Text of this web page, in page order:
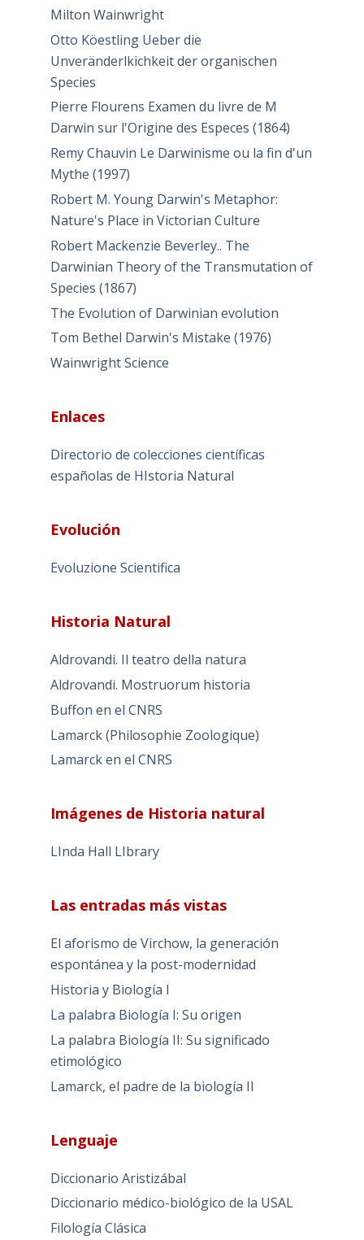
Milton Wainwright
Otto Köestling Ueber die
Unveränderlkichkeit der organischen
Species
Pierre Flourens Examen du livre de M
Darwin sur l'Origine des Especes (1864)
Remy Chauvin Le Darwinisme ou la fin d'un
Mythe (1997)
Robert M. Young Darwin's Metaphor:
Nature's Place in Victorian Culture
Robert Mackenzie Beverley.. The
Darwinian Theory of the Transmutation of
Species (1867)
The Evolution of Darwinian evolution
Tom Bethel Darwin's Mistake (1976)
Wainwright Science
Enlaces
Directorio de colecciones científicas
españolas de HIstoria Natural
Evolución
Evoluzione Scientifica
Historia Natural
Aldrovandi. Il teatro della natura
Aldrovandi. Mostruorum historia
Buffon en el CNRS
Lamarck (Philosophie Zoologique)
Lamarck en el CNRS
Imágenes de Historia natural
LInda Hall LIbrary
Las entradas más vistas
El aforismo de Virchow, la generación
espontánea y la post-modernidad
Historia y Biología I
La palabra Biología I: Su origen
La palabra Biología II: Su significado
etimológico
Lamarck, el padre de la biología II
Lenguaje
Diccionario Aristizábal
Diccionario médico-biológico de la USAL
Filología Clásica